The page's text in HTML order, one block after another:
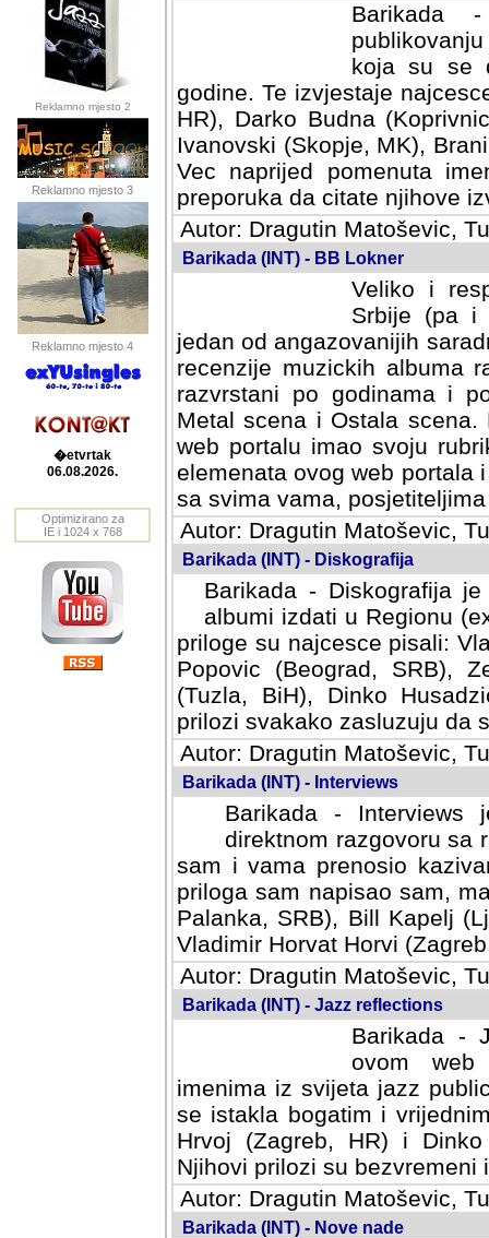
Reklamno mjesto 2
Reklamno mjesto 3
Reklamno mjesto 4
�etvrtak
06.08.2026.
Optimizirano za
IE i 1024 x 768
Barikada
koja su se
godine. Te izvjestaje
HR), Darko Budna
Ivanovski (Skopje, MK),
Vec naprijed pomenuta
preporuka da citate njihove
Autor: Dragutin Matoševic,
Barikada (INT) - BB Lokner
Veliko i
Srbije (pa i
jedan od angazovanijih
recenzije muzickih albuma
razvrstani po godinama i po
scena i Ostala scena.
portalu imao svoju
elemenata ovog web portala
sa svima vama,
Autor: Dragutin Matoševic,
Barikada (INT) - Diskografija
Barikada - Diskografija
albumi izdati u Regionu
priloge su najcesce pisali:
Popovic (Beograd, SRB),
(Tuzla, BiH), Dinko
prilozi svakako zasluzuju da
Autor: Dragutin Matoševic,
Barikada (INT) - Interviews
Barikada -
direktnom razgovoru sa
sam i vama prenosio
priloga sam napisao sam,
Palanka, SRB), Bill Kapelj
Vladimir Horvat Horvi
Autor: Dragutin Matoševic,
Barikada (INT) - Jazz reflections
Barikada -
ovom web
imenima iz svijeta jazz
se istakla bogatim i
Hrvoj (Zagreb, HR) i
Njihovi prilozi su bezvremeni
Autor: Dragutin Matoševic,
Barikada (INT) - Nove nade